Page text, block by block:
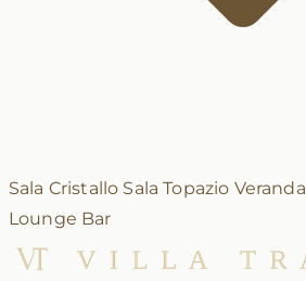
Sala Cristallo Sala Topazio Veranda
Lounge Bar